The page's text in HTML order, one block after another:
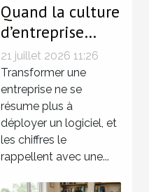
Quand la culture
d’entreprise
influence la
réussite d’un
plan de
transformation
digitale
21 juillet 2026 11:26
Transformer une
entreprise ne se
résume plus à
déployer un logiciel, et
les chiffres le
rappellent avec une...